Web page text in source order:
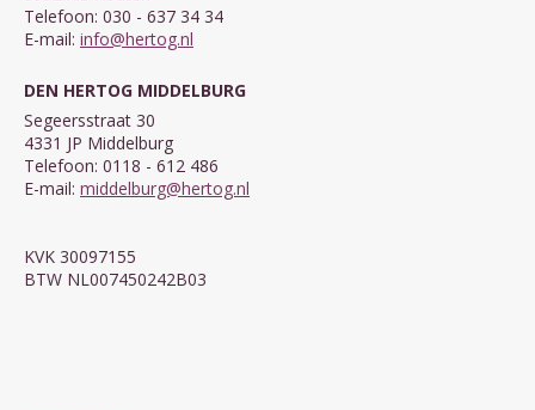
Telefoon: 030 - 637 34 34
E-mail: info@hertog.nl
DEN HERTOG MIDDELBURG
Segeersstraat 30
4331 JP Middelburg
Telefoon: 0118 - 612 486
E-mail: middelburg@hertog.nl
KVK 30097155
BTW NL007450242B03